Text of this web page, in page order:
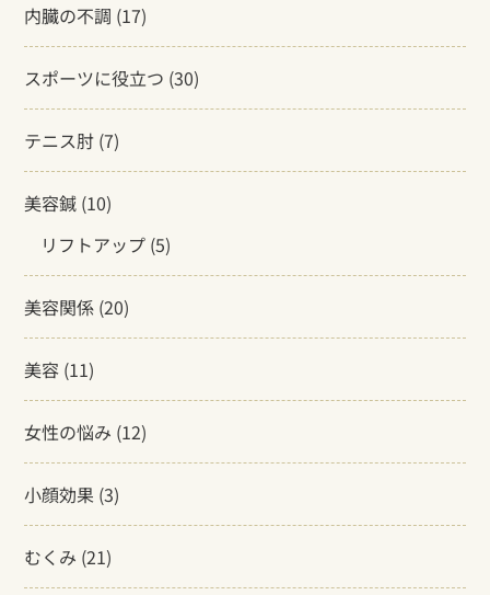
内臓の不調 (17)
スポーツに役立つ (30)
テニス肘 (7)
美容鍼 (10)
リフトアップ (5)
美容関係 (20)
美容 (11)
女性の悩み (12)
小顔効果 (3)
むくみ (21)